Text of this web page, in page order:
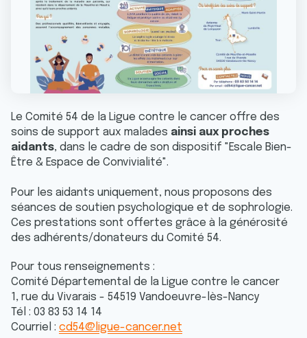
Le Comité 54 de la Ligue contre le cancer offre des
soins de support aux malades ainsi aux proches
aidants, dans le cadre de son dispositif "Escale Bien-
Être & Espace de Convivialité".
Pour les aidants uniquement, nous proposons des
séances de soutien psychologique et de sophrologie.
Ces prestations sont offertes grâce à la générosité
des adhérents/donateurs du Comité 54.
Pour tous renseignements :
Comité Départemental de la Ligue contre le cancer
1, rue du Vivarais - 54519 Vandoeuvre-lès-Nancy
Tél : 03 83 53 14 14
Courriel : cd54@ligue-cancer.net